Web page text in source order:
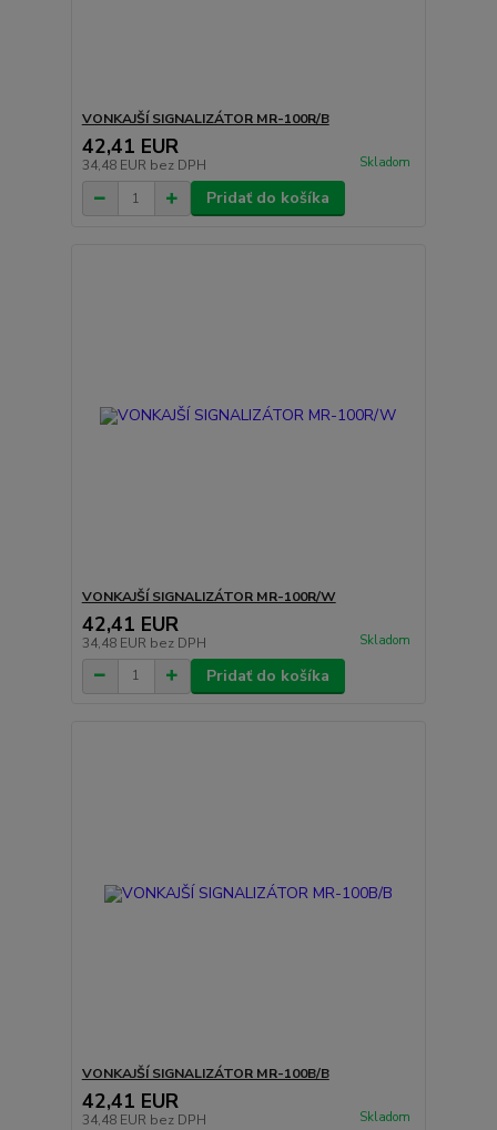
VONKAJŠÍ SIGNALIZÁTOR MR-100R/B
42,41 EUR
34,48 EUR bez DPH Skladom
Pridať do košíka
VONKAJŠÍ SIGNALIZÁTOR MR-100R/W
42,41 EUR
34,48 EUR bez DPH Skladom
Pridať do košíka
VONKAJŠÍ SIGNALIZÁTOR MR-100B/B
42,41 EUR
34,48 EUR bez DPH Skladom